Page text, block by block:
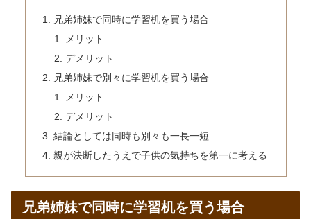
兄弟姉妹で同時に学習机を買う場合
メリット
デメリット
兄弟姉妹で別々に学習机を買う場合
メリット
デメリット
結論としては同時も別々も一長一短
親が決断したうえで子供の気持ちを第一に考える
兄弟姉妹で同時に学習机を買う場合